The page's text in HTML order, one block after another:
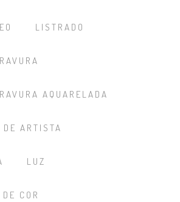
LISTRADO
AQUARELADA
DE ARTISTA
LUZ
COR